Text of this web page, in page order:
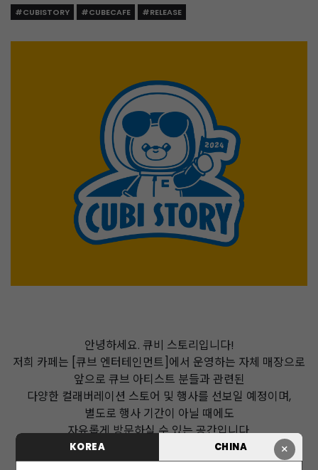
×
KOREA CHINA
#CUBISTORY #CUBECAFE #RELEASE
안녕하세요. 큐비 스토리입니다!
저희 카페는 [큐브 엔터테인먼트]에서 운영하는 자체 매장으로
앞으로 큐브 아티스트 분들과 관련된
다양한 컬래버레이션 스토어 및 행사를 선보일 예정이며,
별도로 행사 기간이 아닐 때에도
자유롭게 방문하실 수 있는 공간입니다.
여러분의 많은 관심 부탁드립니다.